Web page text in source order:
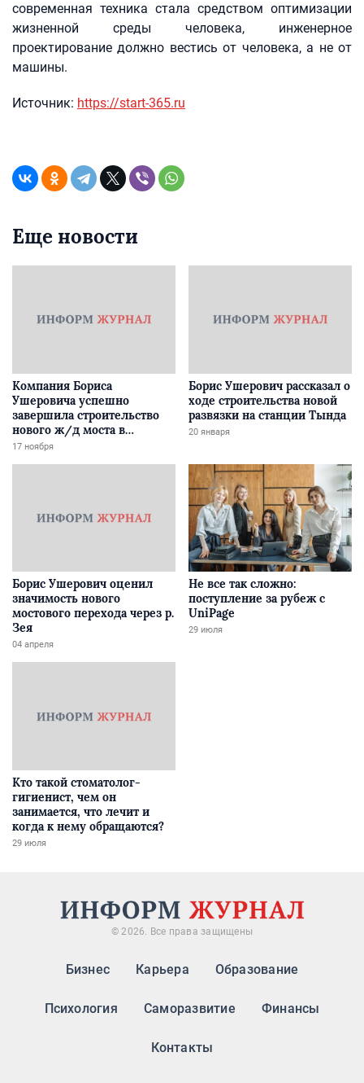
современная техника стала средством оптимизации
жизненной среды человека, инженерное
проектирование должно вестись от человека, а не от
машины.
Источник: https://start-365.ru
Еще новости
Компания Бориса
Ушеровича успешно
завершила строительство
нового ж/д моста в
Забайкалье
17 ноября
Борис Ушерович рассказал о
ходе строительства новой
развязки на станции Тында
20 января
Борис Ушерович оценил
значимость нового
мостового перехода через р.
Зея
04 апреля
Не все так сложно:
поступление за рубеж с
UniPage
29 июля
Кто такой стоматолог-
гигиенист, чем он
занимается, что лечит и
когда к нему обращаются?
29 июля
© 2026. Все права защищены
Бизнес Карьера Образование
Психология Саморазвитие Финансы
Контакты